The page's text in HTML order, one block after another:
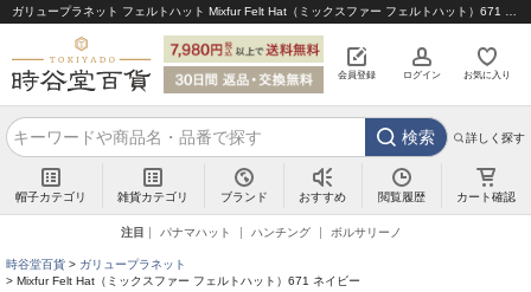
会員登録 ログイン お気に入り
検索 詳しく探す
帽子カテゴリ 雑貨カテゴリ ブランド おすすめ 閲覧履歴 カート確認
注目 パナマハット ハンチング ボルサリーノ
時谷堂百貨
ガリュープラネット
Mixfur Felt Hat（ミックスファー フェルトハット）671 ネイビー